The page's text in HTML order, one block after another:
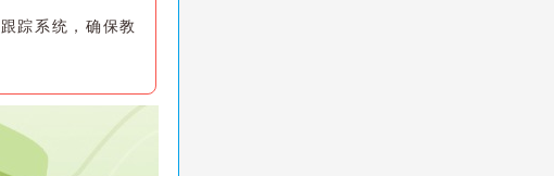
踪系统，确保教